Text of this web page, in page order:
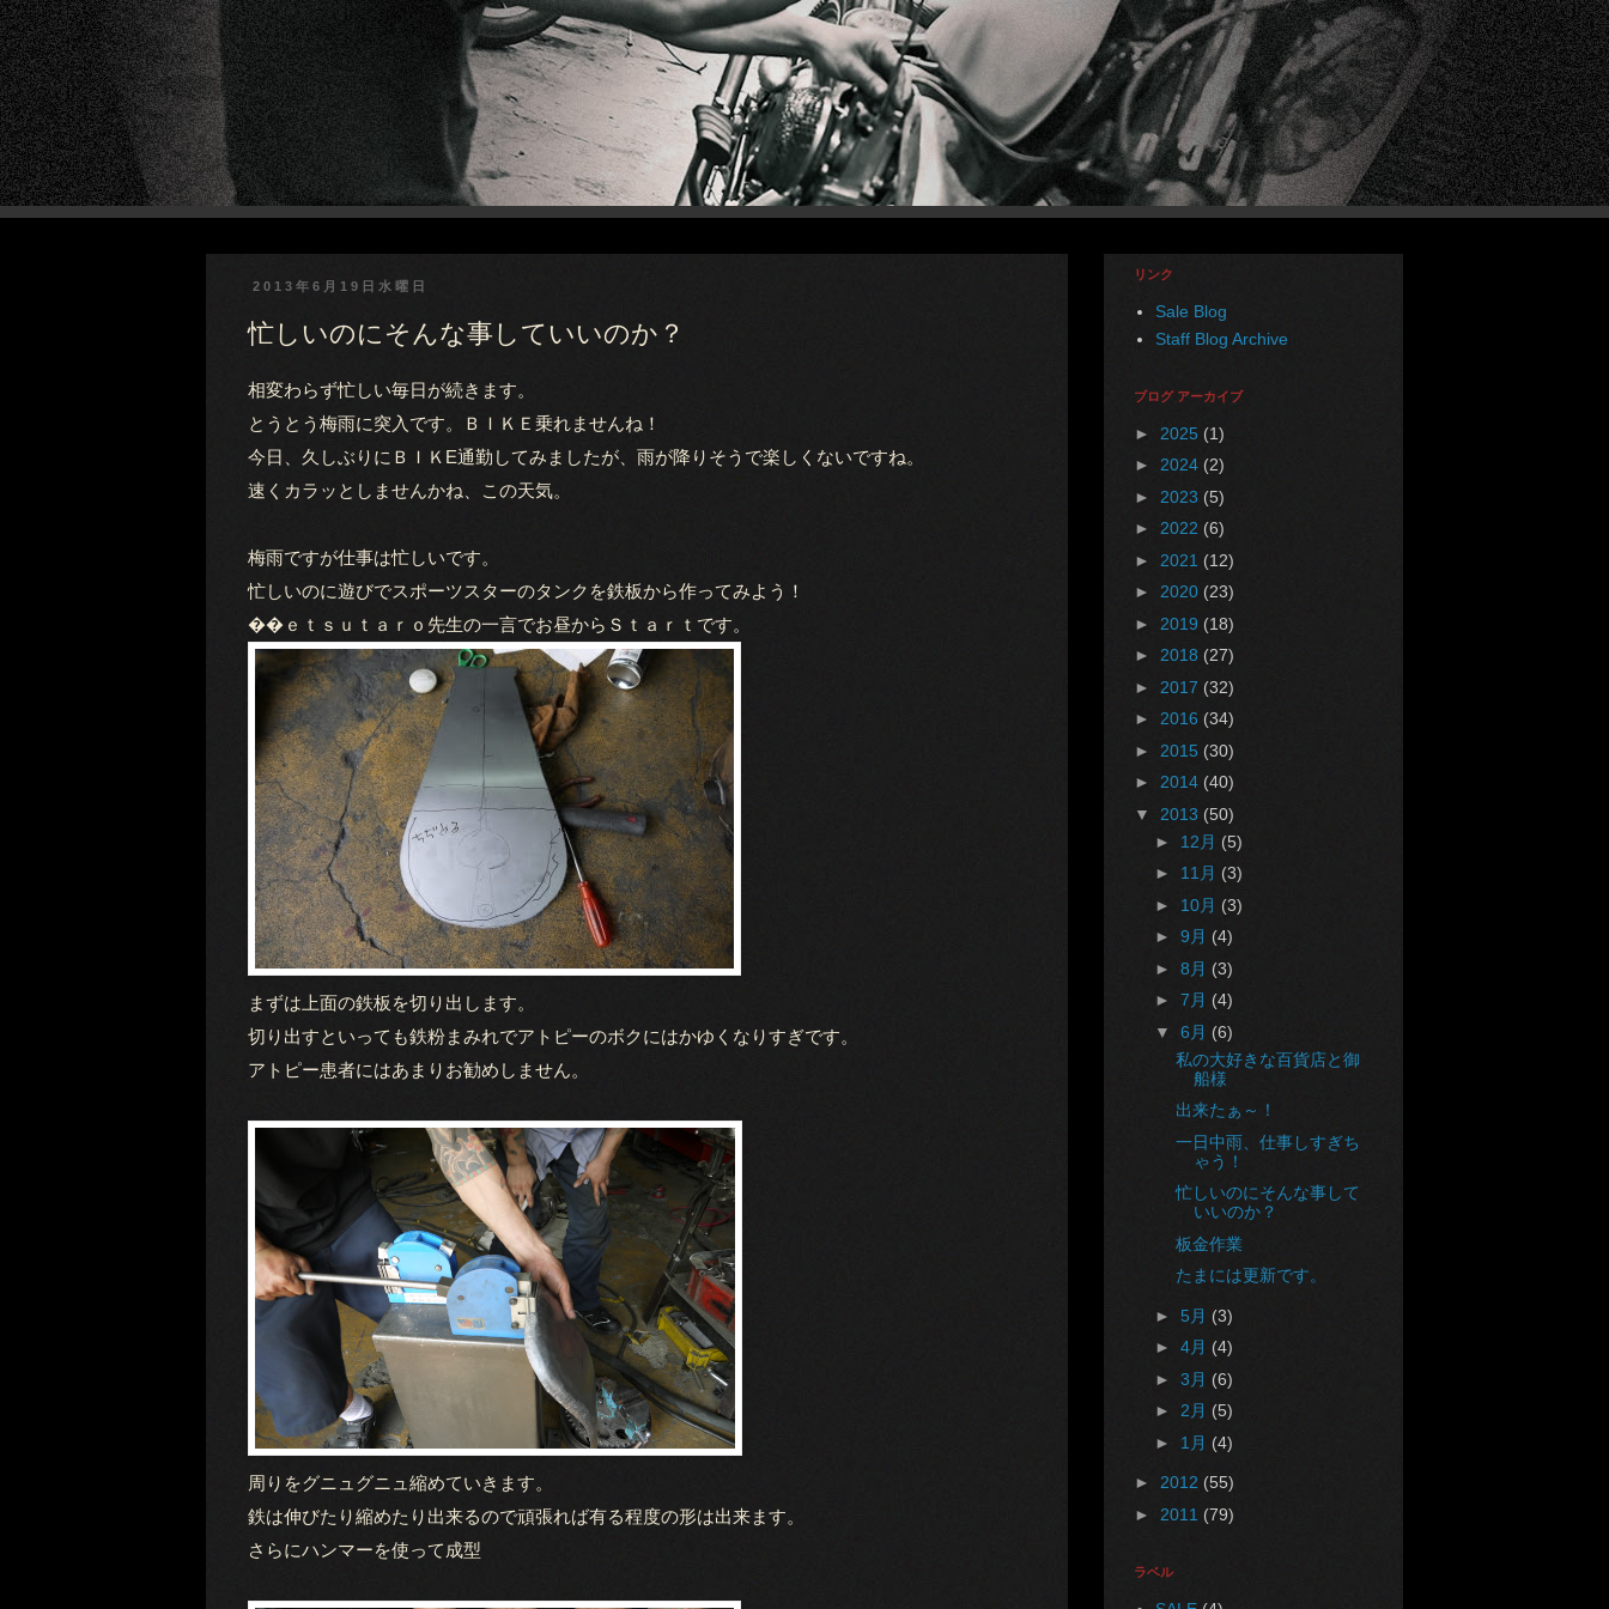
2013年6月19日水曜日
忙しいのにそんな事していいのか？
相変わらず忙しい毎日が続きます。
とうとう梅雨に突入です。ＢＩＫＥ乗れませんね！
今日、久しぶりにＢＩＫE通勤してみましたが、雨が降りそうで楽しくないですね。
速くカラッとしませんかね、この天気。
梅雨ですが仕事は忙しいです。
忙しいのに遊びでスポーツスターのタンクを鉄板から作ってみよう！
��ｅｔｓｕｔａｒｏ先生の一言でお昼からＳｔａｒｔです。
まずは上面の鉄板を切り出します。
切り出すといっても鉄粉まみれでアトピーのボクにはかゆくなりすぎです。
アトピー患者にはあまりお勧めしません。
周りをグニュグニュ縮めていきます。
鉄は伸びたり縮めたり出来るので頑張れば有る程度の形は出来ます。
さらにハンマーを使って成型
リンク
Sale Blog
Staff Blog Archive
ブログ アーカイブ
► 2025 (1)
► 2024 (2)
► 2023 (5)
► 2022 (6)
► 2021 (12)
► 2020 (23)
► 2019 (18)
► 2018 (27)
► 2017 (32)
► 2016 (34)
► 2015 (30)
► 2014 (40)
▼ 2013 (50)
► 12月 (5)
► 11月 (3)
► 10月 (3)
► 9月 (4)
► 8月 (3)
► 7月 (4)
▼ 6月 (6)
私の大好きな百貨店と御
船様
出来たぁ～！
一日中雨、仕事しすぎち
ゃう！
忙しいのにそんな事して
いいのか？
板金作業
たまには更新です。
► 5月 (3)
► 4月 (4)
► 3月 (6)
► 2月 (5)
► 1月 (4)
► 2012 (55)
► 2011 (79)
ラベル